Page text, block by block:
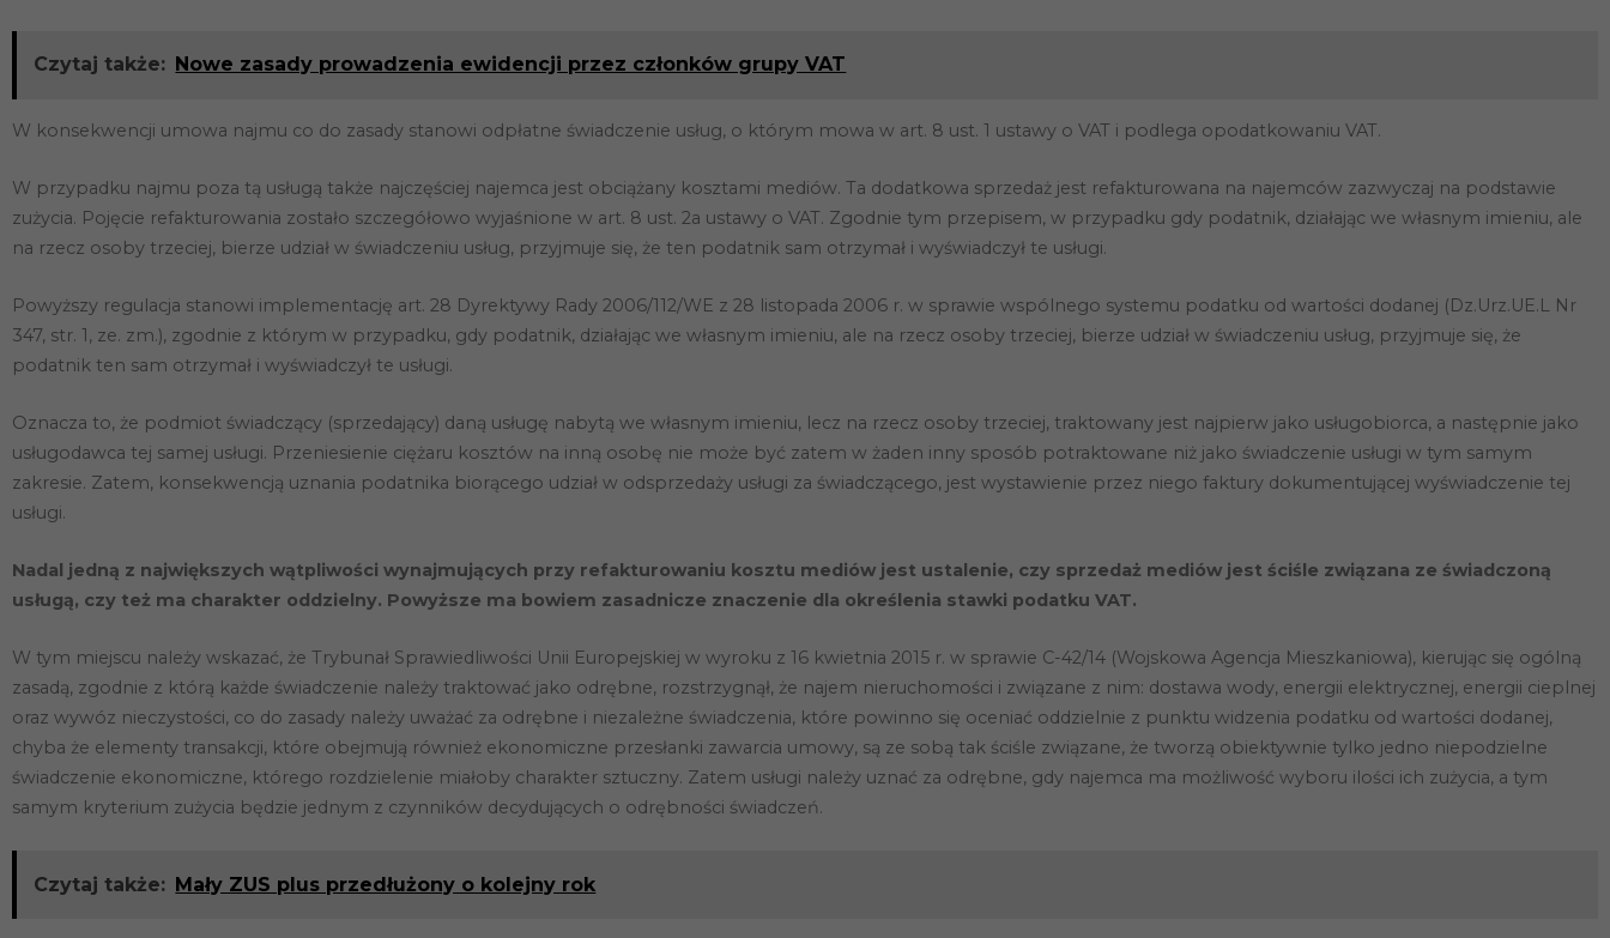
Czytaj także: Nowe zasady prowadzenia ewidencji przez członków grupy VAT
W konsekwencji umowa najmu co do zasady stanowi odpłatne świadczenie usług, o którym mowa w art. 8 ust. 1 ustawy o VAT i podlega opodatkowaniu VAT.
W przypadku najmu poza tą usługą także najczęściej najemca jest obciążany kosztami mediów. Ta dodatkowa sprzedaż jest refakturowana na najemców zazwyczaj na podstawie
zużycia. Pojęcie refakturowania zostało szczegółowo wyjaśnione w art. 8 ust. 2a ustawy o VAT. Zgodnie tym przepisem, w przypadku gdy podatnik, działając we własnym imieniu, ale
na rzecz osoby trzeciej, bierze udział w świadczeniu usług, przyjmuje się, że ten podatnik sam otrzymał i wyświadczył te usługi.
Powyższy regulacja stanowi implementację art. 28 Dyrektywy Rady 2006/112/WE z 28 listopada 2006 r. w sprawie wspólnego systemu podatku od wartości dodanej (Dz.Urz.UE.L Nr
347, str. 1, ze. zm.), zgodnie z którym w przypadku, gdy podatnik, działając we własnym imieniu, ale na rzecz osoby trzeciej, bierze udział w świadczeniu usług, przyjmuje się, że
podatnik ten sam otrzymał i wyświadczył te usługi.
Oznacza to, że podmiot świadczący (sprzedający) daną usługę nabytą we własnym imieniu, lecz na rzecz osoby trzeciej, traktowany jest najpierw jako usługobiorca, a następnie jako
usługodawca tej samej usługi. Przeniesienie ciężaru kosztów na inną osobę nie może być zatem w żaden inny sposób potraktowane niż jako świadczenie usługi w tym samym
zakresie. Zatem, konsekwencją uznania podatnika biorącego udział w odsprzedaży usługi za świadczącego, jest wystawienie przez niego faktury dokumentującej wyświadczenie tej
usługi.
Nadal jedną z największych wątpliwości wynajmujących przy refakturowaniu kosztu mediów jest ustalenie, czy sprzedaż mediów jest ściśle związana ze świadczoną
usługą, czy też ma charakter oddzielny. Powyższe ma bowiem zasadnicze znaczenie dla określenia stawki podatku VAT.
W tym miejscu należy wskazać, że Trybunał Sprawiedliwości Unii Europejskiej w wyroku z 16 kwietnia 2015 r. w sprawie C-42/14 (Wojskowa Agencja Mieszkaniowa), kierując się ogólną
zasadą, zgodnie z którą każde świadczenie należy traktować jako odrębne, rozstrzygnął, że najem nieruchomości i związane z nim: dostawa wody, energii elektrycznej, energii cieplnej
oraz wywóz nieczystości, co do zasady należy uważać za odrębne i niezależne świadczenia, które powinno się oceniać oddzielnie z punktu widzenia podatku od wartości dodanej,
chyba że elementy transakcji, które obejmują również ekonomiczne przesłanki zawarcia umowy, są ze sobą tak ściśle związane, że tworzą obiektywnie tylko jedno niepodzielne
świadczenie ekonomiczne, którego rozdzielenie miałoby charakter sztuczny. Zatem usługi należy uznać za odrębne, gdy najemca ma możliwość wyboru ilości ich zużycia, a tym
samym kryterium zużycia będzie jednym z czynników decydujących o odrębności świadczeń.
Czytaj także: Mały ZUS plus przedłużony o kolejny rok